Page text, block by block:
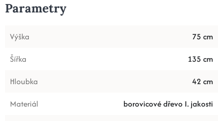
Parametry
Výška
75 cm
Šířka
135 cm
Hloubka
42 cm
Materiál
borovicové dřevo I. jakosti